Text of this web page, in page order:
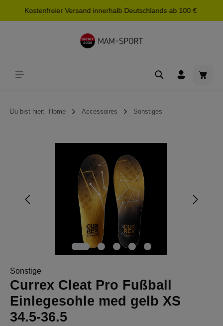
springen
Kostenfreier Versand innerhalb Deutschlands ab 100 €
Du bist hier: Home Accessoires Sonstiges
Sonstige
Currex Cleat Pro Fußball
Einlegesohle med gelb XS
34.5-36.5